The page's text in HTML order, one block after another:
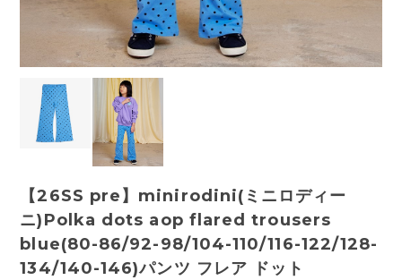
【26SS pre】minirodini(ミニロディー
ニ)Polka dots aop flared trousers
blue(80-86/92-98/104-110/116-122/128-
134/140-146)パンツ フレア ドット